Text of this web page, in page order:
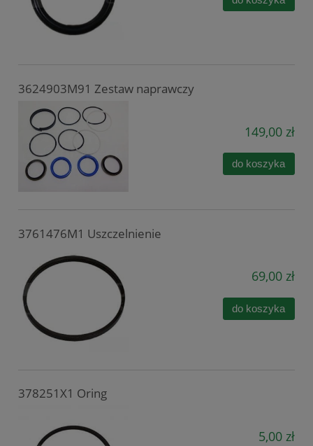
3624903M91 Zestaw naprawczy
149,00 zł
do koszyka
3761476M1 Uszczelnienie
69,00 zł
do koszyka
378251X1 Oring
5,00 zł